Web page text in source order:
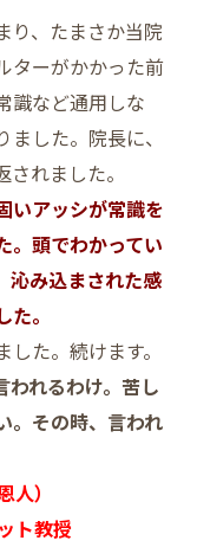
り、たまさか当院
ターがかかった前
識など通用しな
した。院長に、
れました。
いアッシが常識を
。頭でわかってい
沁み込まされた感
。
た。続けます。
われるわけ。苦し
。その時、言われ
）
ト教授